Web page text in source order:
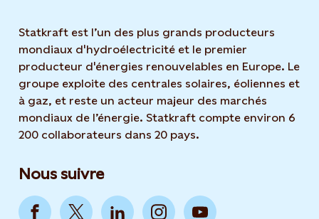
Statkraft est l’un des plus grands producteurs
mondiaux d'hydroélectricité et le premier
producteur d'énergies renouvelables en Europe. Le
groupe exploite des centrales solaires, éoliennes et
à gaz, et reste un acteur majeur des marchés
mondiaux de l’énergie. Statkraft compte environ 6
200 collaborateurs dans 20 pays.
Nous suivre